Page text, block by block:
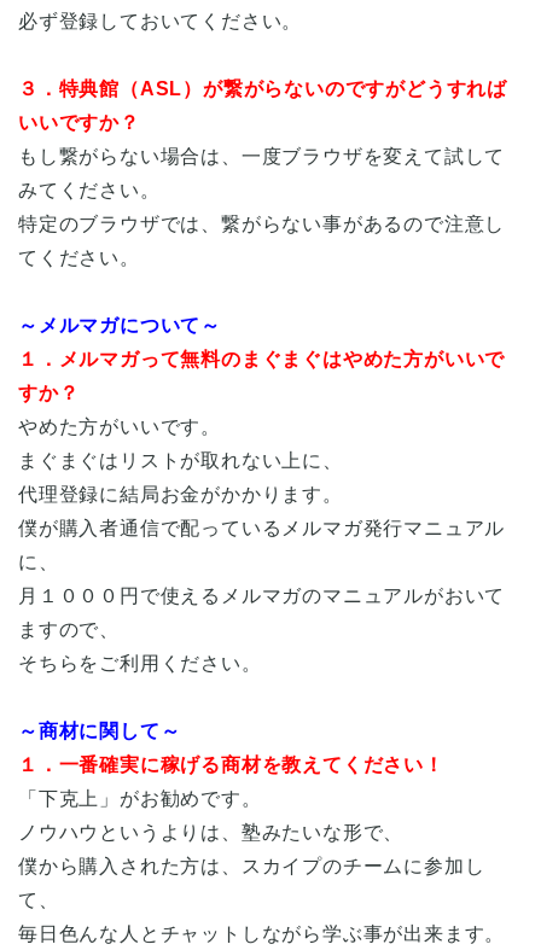
必ず登録しておいてください。
３．特典館（ASL）が繋がらないのですがどうすれば
いいですか？
もし繋がらない場合は、一度ブラウザを変えて試して
みてください。
特定のブラウザでは、繋がらない事があるので注意し
てください。
～メルマガについて～
１．メルマガって無料のまぐまぐはやめた方がいいで
すか？
やめた方がいいです。
まぐまぐはリストが取れない上に、
代理登録に結局お金がかかります。
僕が購入者通信で配っているメルマガ発行マニュアル
に、
月１０００円で使えるメルマガのマニュアルがおいて
ますので、
そちらをご利用ください。
～商材に関して～
１．一番確実に稼げる商材を教えてください！
「下克上」がお勧めです。
ノウハウというよりは、塾みたいな形で、
僕から購入された方は、スカイプのチームに参加し
て、
毎日色んな人とチャットしながら学ぶ事が出来ます。